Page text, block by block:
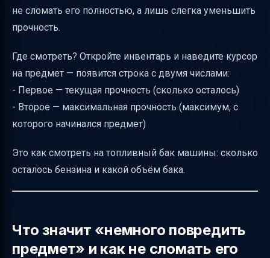
не сломать его полностью, а лишь слегка уменьшить
прочность.
Где смотреть? Откройте инвентарь и наведите курсор
на предмет — появится строка с двумя числами:
- Первое — текущая прочность (сколько осталось)
- Второе — максимальная прочность (максимум, с
которого начинался предмет)
Это как смотреть на топливный бак машины: сколько
осталось бензина и какой объём бака.
Что значит «немного повредить
предмет» и как не сломать его